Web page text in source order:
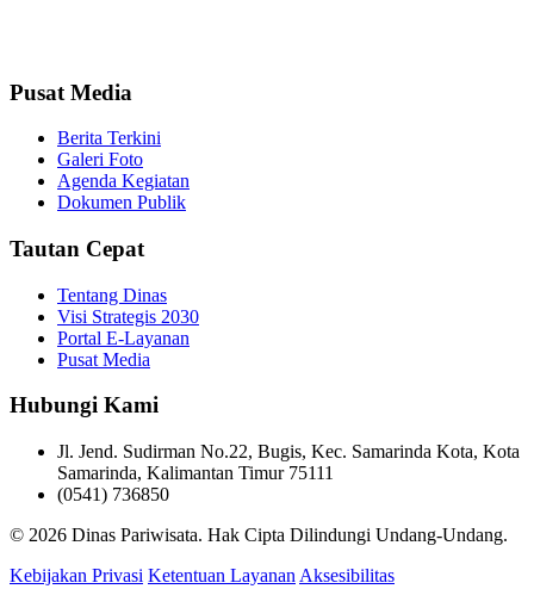
Pusat Media
Berita Terkini
Galeri Foto
Agenda Kegiatan
Dokumen Publik
Tautan Cepat
Tentang Dinas
Visi Strategis 2030
Portal E-Layanan
Pusat Media
Hubungi Kami
Jl. Jend. Sudirman No.22, Bugis, Kec. Samarinda Kota, Kota
Samarinda, Kalimantan Timur 75111
(0541) 736850
© 2026 Dinas Pariwisata. Hak Cipta Dilindungi Undang-Undang.
Kebijakan Privasi Ketentuan Layanan Aksesibilitas